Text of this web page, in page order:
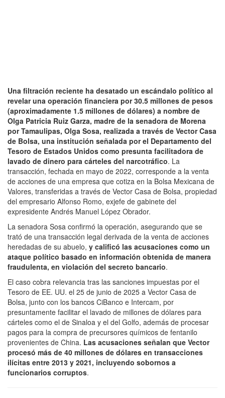
Una filtración reciente ha desatado un escándalo político al
revelar una operación financiera por 30.5 millones de pesos
(aproximadamente 1.5 millones de dólares) a nombre de
Olga Patricia Ruiz Garza, madre de la senadora de Morena
por Tamaulipas, Olga Sosa, realizada a través de Vector Casa
de Bolsa, una institución señalada por el Departamento del
Tesoro de Estados Unidos como presunta facilitadora de
lavado de dinero para cárteles del narcotráfico. La
transacción, fechada en mayo de 2022, corresponde a la venta
de acciones de una empresa que cotiza en la Bolsa Mexicana de
Valores, transferidas a través de Vector Casa de Bolsa, propiedad
del empresario Alfonso Romo, exjefe de gabinete del
expresidente Andrés Manuel López Obrador.
La senadora Sosa confirmó la operación, asegurando que se
trató de una transacción legal derivada de la venta de acciones
heredadas de su abuelo, y calificó las acusaciones como un
ataque político basado en información obtenida de manera
fraudulenta, en violación del secreto bancario.
El caso cobra relevancia tras las sanciones impuestas por el
Tesoro de EE. UU. el 25 de junio de 2025 a Vector Casa de
Bolsa, junto con los bancos CiBanco e Intercam, por
presuntamente facilitar el lavado de millones de dólares para
cárteles como el de Sinaloa y el del Golfo, además de procesar
pagos para la compra de precursores químicos de fentanilo
provenientes de China. Las acusaciones señalan que Vector
procesó más de 40 millones de dólares en transacciones
ilícitas entre 2013 y 2021, incluyendo sobornos a
funcionarios corruptos.